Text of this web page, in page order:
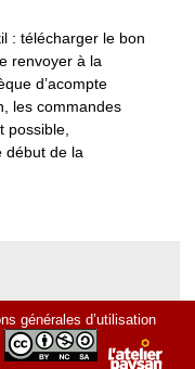
: télécharger le bon
renvoyer à la
d’acompte
les commandes
possible,
début de la
générales d’utilisation